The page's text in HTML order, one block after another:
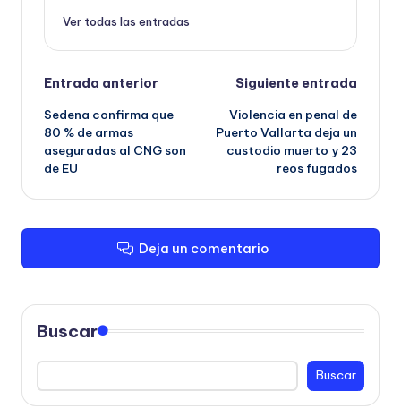
Ver todas las entradas
Navegación
de
entradas
Entrada anterior
Sedena confirma que
80 % de armas
aseguradas al CNG son
de EU
Siguiente entrada
Violencia en penal de
Puerto Vallarta deja un
custodio muerto y 23
reos fugados
Deja un comentario
Buscar
Buscar